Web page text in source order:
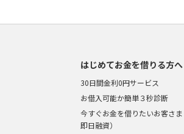
はじめてお金を借りる方へ
30日間金利0円サービス
お借入可能か簡単３秒診断
今すぐお金を借りたいお客さ
即日融資）